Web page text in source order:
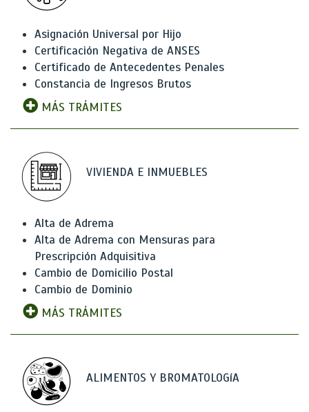
Asignación Universal por Hijo
Certificación Negativa de ANSES
Certificado de Antecedentes Penales
Constancia de Ingresos Brutos
MÁS TRÁMITES
VIVIENDA E INMUEBLES
Alta de Adrema
Alta de Adrema con Mensuras para
Prescripción Adquisitiva
Cambio de Domicilio Postal
Cambio de Dominio
MÁS TRÁMITES
ALIMENTOS Y BROMATOLOGíA